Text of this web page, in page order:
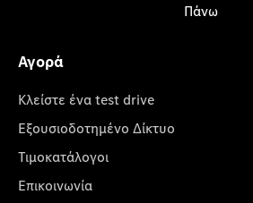
Πάνω
Αγορά
Κλείστε ένα test drive
Εξουσιοδοτημένο Δίκτυο
Τιμοκατάλογοι
Επικοινωνία